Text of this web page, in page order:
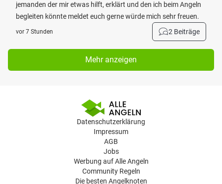
jemanden der mir etwas hilft, erklärt und den ich beim Angeln
begleiten könnte meldet euch gerne würde mich sehr freuen.
vor 7 Stunden 2 Beiträge
Mehr anzeigen
Datenschutzerklärung
Impressum
AGB
Jobs
Werbung auf Alle Angeln
Community Regeln
Die besten Angelknoten